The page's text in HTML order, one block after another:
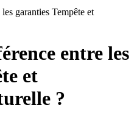
garanties Tempête et
entre les
et
?